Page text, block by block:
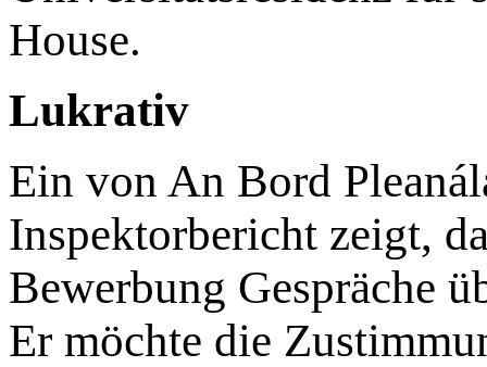
House.
Lukrativ
Ein von An Bord
Inspektorbericht zeigt,
Bewerbung Gespräche
Er möchte die